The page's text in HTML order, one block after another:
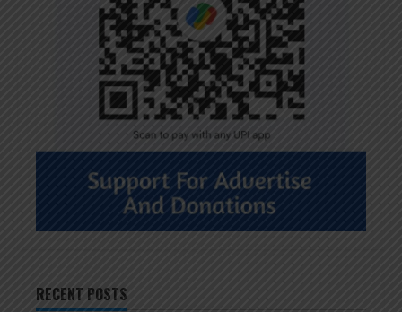
RECENT POSTS